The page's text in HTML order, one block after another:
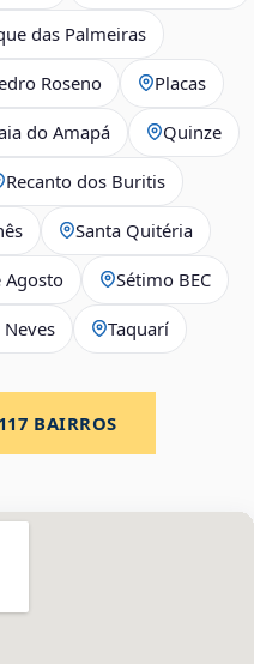
das Palmeiras
Roseno Placas
do Amapá Quinze
Recanto dos Buritis
Santa Quitéria
Agosto Sétimo BEC
Taquarí
117 BAIRROS